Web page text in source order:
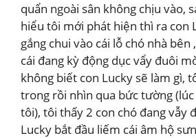
quẩn ngoài sân không chịu vào,
hiểu tôi mới phát hiện thì ra con
gắng chui vào cái lỗ chó nhà bên
cái đang kỳ động dục vẩy đuôi
không biết con Lucky sẽ làm gì,
trong rồi nhìn qua bức tường
tôi), tôi thấy 2 con chó đang vẫy
Lucky bắt đầu liếm cái âm hộ